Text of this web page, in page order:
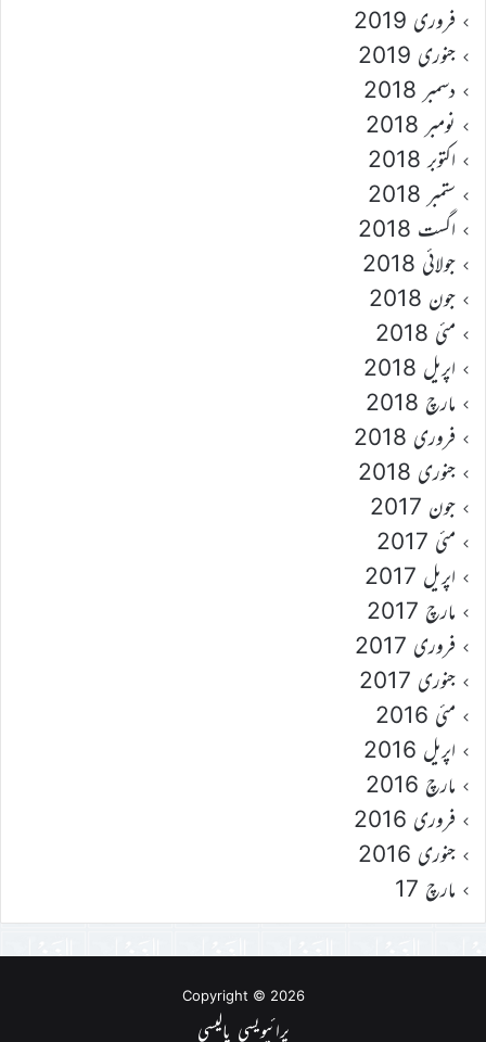
فروری 2019
جنوری 2019
دسمبر 2018
نومبر 2018
اکتوبر 2018
ستمبر 2018
اگست 2018
جولائی 2018
جون 2018
مئی 2018
اپریل 2018
مارچ 2018
فروری 2018
جنوری 2018
جون 2017
مئی 2017
اپریل 2017
مارچ 2017
فروری 2017
جنوری 2017
مئی 2016
اپریل 2016
مارچ 2016
فروری 2016
جنوری 2016
مارچ 17
Copyright © 2026
پرائیویسی پالیسی